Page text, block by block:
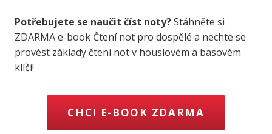
Potřebujete se naučit číst noty?Stáhněte si
ZDARMA e-book Čtení not pro dospělé a nechte se
provést základy čtení not v houslovém a basovém
klíči!
CHCI E-BOOK ZDARMA